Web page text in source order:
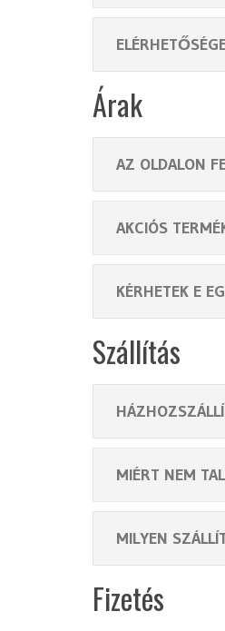
Árak
AZ OLDALON
AKCIÓS
KÉRHETEK E
Szállítás
MIÉRT NEM
MILYEN
Fizetés